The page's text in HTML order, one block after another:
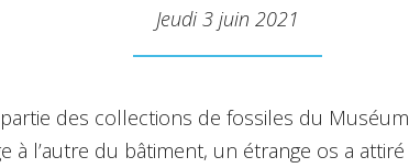
Jeudi 3 juin 2021
des collections de fossiles du
à l’autre du bâtiment, un étrange os a